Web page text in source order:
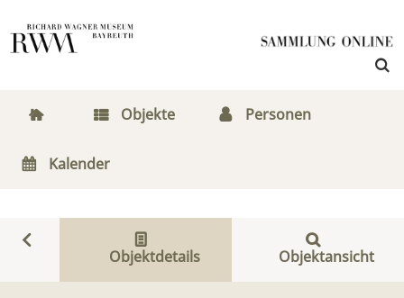
Objekte Personen
Kalender
Objektdetails Objektansicht